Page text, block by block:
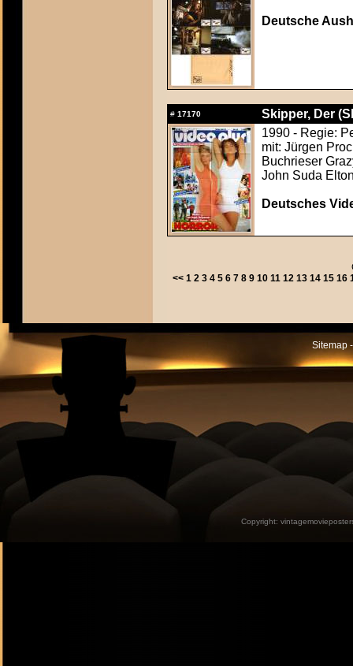
Deutsche
# 17170
Skipper, Der
1990 - Regie:
mit: Jürgen
Buchrieser
John Suda
Deutsches
<< 1 2 3 4 5 6 7 8 9 10 11 12 13 14 15 16
Sitemap
Copyright: